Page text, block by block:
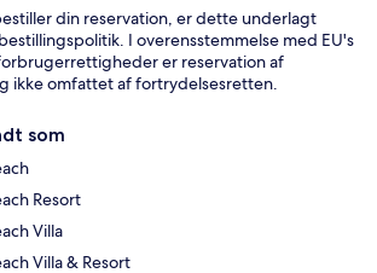
din reservation, er dette underlagt
I overensstemmelse med EU's
er reservation af
ikke omfattet af fortrydelsesretten.
som
Resort
Villa
Villa & Resort